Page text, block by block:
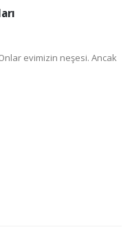
evimizin neşesi. Ancak